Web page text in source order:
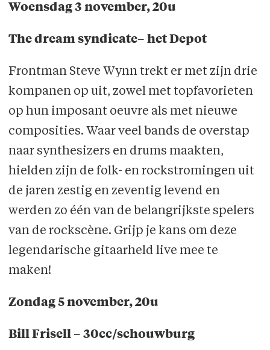
Woensdag 3 november, 20u
The dream syndicate– het Depot
Frontman Steve Wynn trekt er met zijn drie
kompanen op uit, zowel met topfavorieten
op hun imposant oeuvre als met nieuwe
composities. Waar veel bands de overstap
naar synthesizers en drums maakten,
hielden zijn de folk- en rockstromingen uit
de jaren zestig en zeventig levend en
werden zo één van de belangrijkste spelers
van de rockscène. Grijp je kans om deze
legendarische gitaarheld live mee te
maken!
Zondag 5 november, 20u
Bill Frisell – 30cc/schouwburg